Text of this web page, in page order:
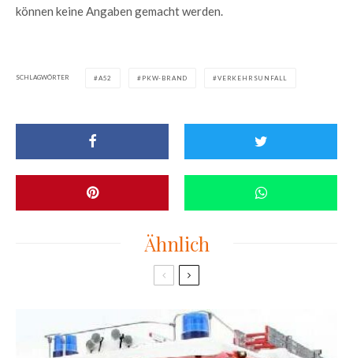
können keine Angaben gemacht werden.
SCHLAGWÖRTER A52 PKW-BRAND VERKEHRSUNFALL
Ähnlich